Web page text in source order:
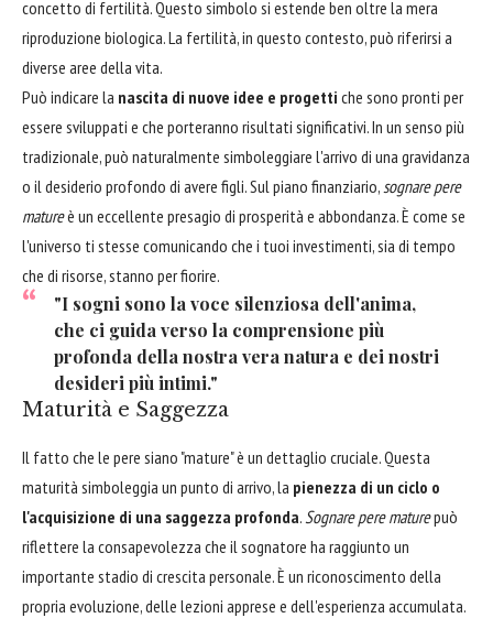
concetto di fertilità. Questo simbolo si estende ben oltre la mera
riproduzione biologica. La fertilità, in questo contesto, può riferirsi a
diverse aree della vita.
Può indicare la nascita di nuove idee e progetti che sono pronti per
essere sviluppati e che porteranno risultati significativi. In un senso più
tradizionale, può naturalmente simboleggiare l'arrivo di una gravidanza
o il desiderio profondo di avere figli. Sul piano finanziario, sognare pere
matureè un eccellente presagio di prosperità e abbondanza. È come se
l'universo ti stesse comunicando che i tuoi investimenti, sia di tempo
che di risorse, stanno per fiorire.
"I sogni sono la voce silenziosa dell'anima,
che ci guida verso la comprensione più
profonda della nostra vera natura e dei nostri
desideri più intimi."
Maturità e Saggezza
Il fatto che le pere siano "mature" è un dettaglio cruciale. Questa
maturità simboleggia un punto di arrivo, la pienezza di un ciclo o
l'acquisizione di una saggezza profonda. Sognare pere maturepuò
riflettere la consapevolezza che il sognatore ha raggiunto un
importante stadio di crescita personale. È un riconoscimento della
propria evoluzione, delle lezioni apprese e dell'esperienza accumulata.